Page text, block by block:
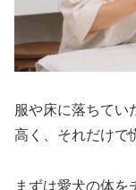
服や床に落ちてい
高く、それだけで
まずは愛犬の体を